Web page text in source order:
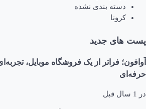
دسته بندی نشده
کرونا
پست های جدید
آوافون؛ فراتر از یک فروشگاه موبایل،
حرفه‌ای
در 1 سال قبل